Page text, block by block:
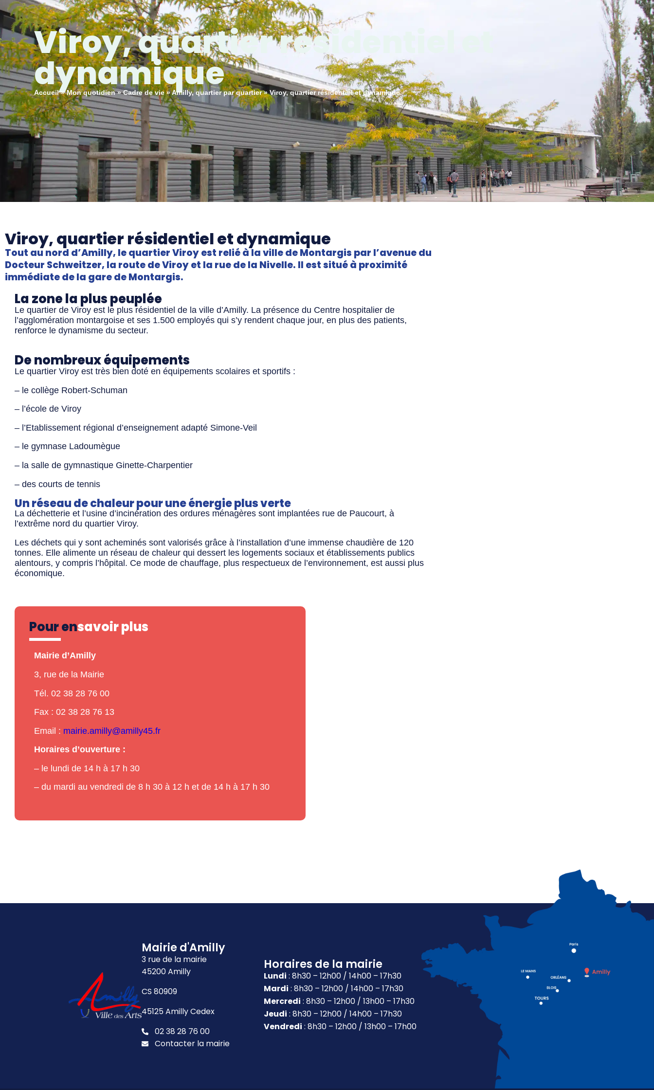
principal
Mon espace personnel
MA MAIRIE MON QUOTIDIEN SERVICES EN LIGNE
Viroy, quartier résidentiel et
dynamique
Accueil»Mon quotidien»Cadre de vie»Amilly, quartier par quartier»Viroy, quartier résidentiel et dynamique
Viroy, quartier résidentiel et dynamique
Tout au nord d’Amilly, le quartier Viroy est relié à la ville de Montargis par l’avenue du
Docteur Schweitzer, la route de Viroy et la rue de la Nivelle. Il est situé à proximité
immédiate de la gare de Montargis.
La zone la plus peuplée
Le quartier de Viroy est le plus résidentiel de la ville d’Amilly. La présence du Centre hospitalier de
l’agglomération montargoise et ses 1.500 employés qui s’y rendent chaque jour, en plus des patients,
renforce le dynamisme du secteur.
De nombreux équipements
Le quartier Viroy est très bien doté en équipements scolaires et sportifs :
– le collège Robert-Schuman
– l’école de Viroy
– l’Etablissement régional d’enseignement adapté Simone-Veil
– le gymnase Ladoumègue
– la salle de gymnastique Ginette-Charpentier
– des courts de tennis
Un réseau de chaleur pour une énergie plus verte
La déchetterie et l’usine d’incinération des ordures ménagères sont implantées rue de Paucourt, à
l’extrême nord du quartier Viroy.
Les déchets qui y sont acheminés sont valorisés grâce à l’installation d’une immense chaudière de 120
tonnes. Elle alimente un réseau de chaleur qui dessert les logements sociaux et établissements publics
alentours, y compris l’hôpital. Ce mode de chauffage, plus respectueux de l’environnement, est aussi plus
économique.
Pour ensavoir plus
Mairie d’Amilly
3, rue de la Mairie
Tél. 02 38 28 76 00
Fax : 02 38 28 76 13
Email : mairie.amilly@amilly45.fr
Horaires d’ouverture :
– le lundi de 14 h à 17 h 30
– du mardi au vendredi de 8 h 30 à 12 h et de 14 h à 17 h 30
Mairie d'Amilly
3 rue de la mairie
45200 Amilly
CS 80909
45125 Amilly Cedex
02 38 28 76 00
Contacter la mairie
Horaires de la mairie
Lundi : 8h30 – 12h00 / 14h00 – 17h30
Mardi : 8h30 – 12h00 / 14h00 – 17h30
Mercredi : 8h30 – 12h00 / 13h00 – 17h30
Jeudi : 8h30 – 12h00 / 14h00 – 17h30
Vendredi : 8h30 – 12h00 / 13h00 – 17h00